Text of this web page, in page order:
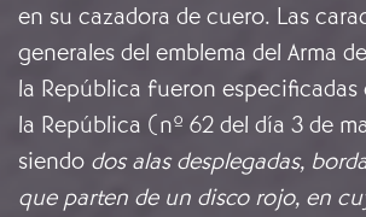
en su cazadora de cuero. Las
generales del emblema del Arma
la República fueron
la República (nº 62 del día 3 de
siendo dos alas desplegadas,
que parten de un disco rojo, en